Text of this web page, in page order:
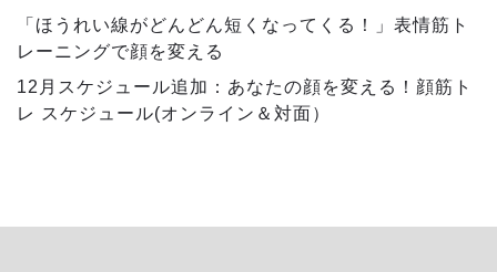
「ほうれい線がどんどん短くなってくる！」表情筋ト
レーニングで顔を変える
12月スケジュール追加：あなたの顔を変える！顔筋ト
レ スケジュール(オンライン＆対面）